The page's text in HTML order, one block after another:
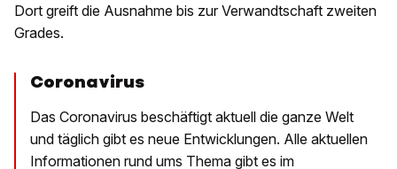
Dort greift die Ausnahme bis zur Verwandtschaft zweiten
Grades.
Coronavirus
Das Coronavirus beschäftigt aktuell die ganze Welt
und täglich gibt es neue Entwicklungen. Alle aktuellen
Informationen rund ums Thema gibt es im